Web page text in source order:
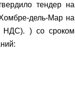
тендер на
дель-Мар на
НДС). ) со сроком